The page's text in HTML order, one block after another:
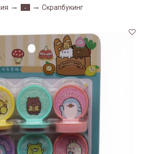
- Скрапбукинг